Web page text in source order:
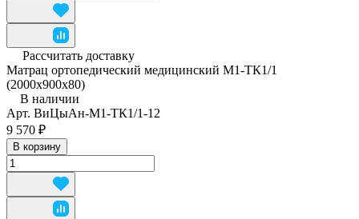
Рассчитать доставку
Матрац ортопедический медицинский М1-ТК1/1
(2000x900x80)
В наличии
Арт. ВиЦыАн-М1-ТК1/1-12
9 570 ₽
В корзину